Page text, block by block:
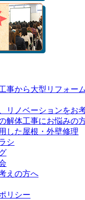
事から大型リフォー
リノベーションをお
解体工事にお悩みの
した屋根・外壁修理
シ
えの方へ
リシー